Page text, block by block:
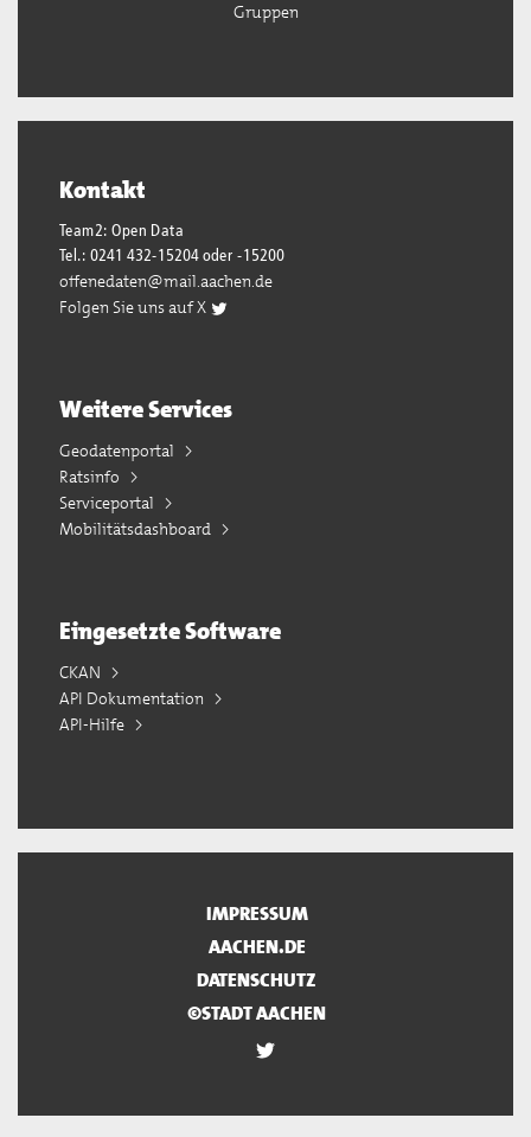
Gruppen
Kontakt
Team2: Open Data
Tel.: 0241 432-15204 oder -15200
offenedaten@mail.aachen.de
Folgen Sie uns auf X
Weitere Services
Geodatenportal
Ratsinfo
Serviceportal
Mobilitätsdashboard
Eingesetzte Software
CKAN
API Dokumentation
API-Hilfe
IMPRESSUM
AACHEN.DE
DATENSCHUTZ
©STADT AACHEN